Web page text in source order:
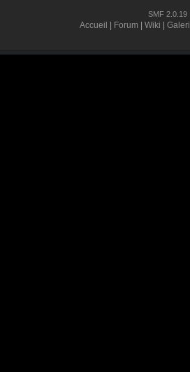
SMF 2.0.19
Accueil Forum Wiki